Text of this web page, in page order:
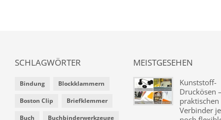
SCHLAGWÖRTER
Bindung Blockklammern
Boston Clip Briefklemmer
Buch Buchbinderwerkzeuge
MEISTGESEHEN
Kunststoff-
Druckösen
praktischen
Verbinder